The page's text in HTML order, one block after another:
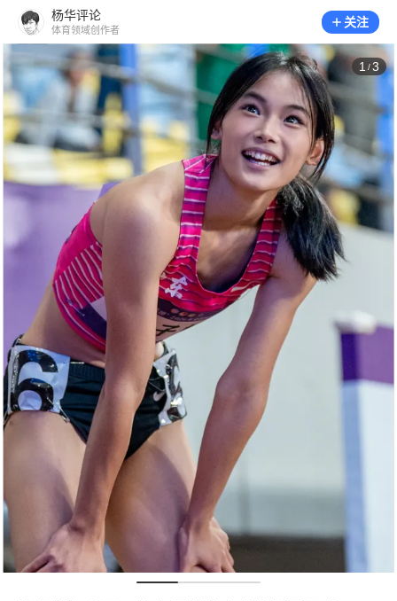
杨华评论
体育领域创作者
关注
1 /3